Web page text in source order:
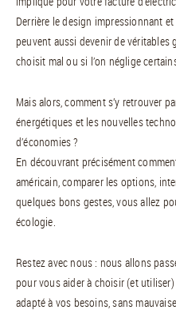
Derrière le design impressionnant
peuvent aussi devenir de
choisit mal ou si l’on néglige
Mais alors, comment s’y retrouver
énergétiques et les nouvelles
d’économies ?
En découvrant précisément
américain, comparer les options,
quelques bons gestes, vous allez
écologie.
Restez avec nous : nous allons
pour vous aider à choisir (et
adapté à vos besoins, sans